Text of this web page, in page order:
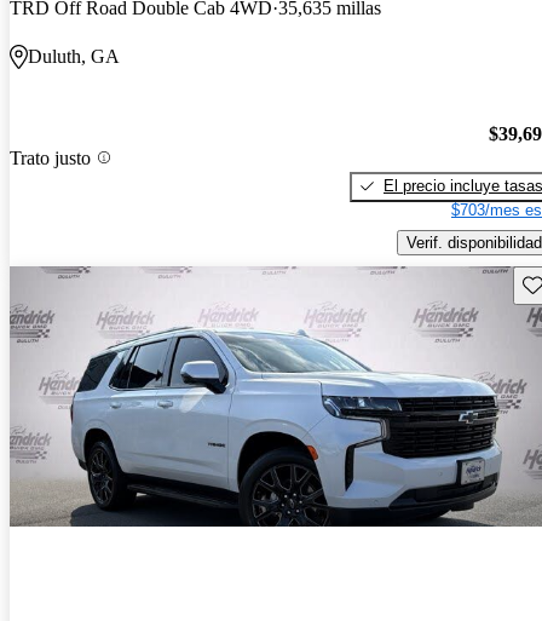
TRD Off Road Double Cab 4WD 35,635 millas
Duluth, GA
Trato justo
El precio incluye tasas
$703/mes
Verif. disponibilidad